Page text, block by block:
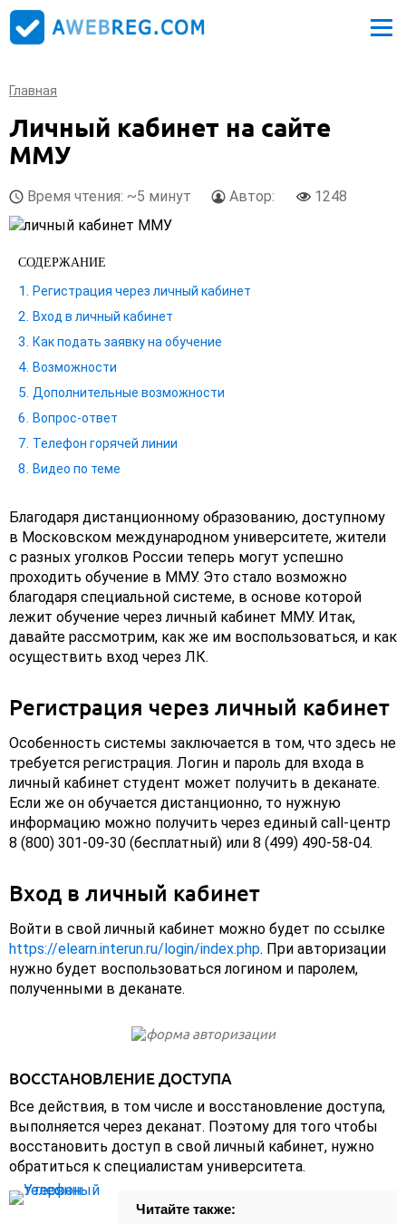
Главная
Личный кабинет на сайте
ММУ
Время чтения: ~5 минут Автор: 1248
СОДЕРЖАНИЕ
Регистрация через личный кабинет
Вход в личный кабинет
Как подать заявку на обучение
Возможности
Дополнительные возможности
Вопрос-ответ
Телефон горячей линии
Видео по теме
Благодаря дистанционному образованию, доступному
в Московском международном университете, жители
с разных уголков России теперь могут успешно
проходить обучение в ММУ. Это стало возможно
благодаря специальной системе, в основе которой
лежит обучение через личный кабинет ММУ. Итак,
давайте рассмотрим, как же им воспользоваться, и как
осуществить вход через ЛК.
Регистрация через личный кабинет
Особенность системы заключается в том, что здесь не
требуется регистрация. Логин и пароль для входа в
личный кабинет студент может получить в деканате.
Если же он обучается дистанционно, то нужную
информацию можно получить через единый call-центр
8 (800) 301-09-30 (бесплатный) или 8 (499) 490-58-04.
Вход в личный кабинет
Войти в свой личный кабинет можно будет по ссылке
https://elearn.interun.ru/login/index.php. При авторизации
нужно будет воспользоваться логином и паролем,
полученными в деканате.
ВОССТАНОВЛЕНИЕ ДОСТУПА
Все действия, в том числе и восстановление доступа,
выполняется через деканат. Поэтому для того чтобы
восстановить доступ в свой личный кабинет, нужно
обратиться к специалистам университета.
Читайте также: